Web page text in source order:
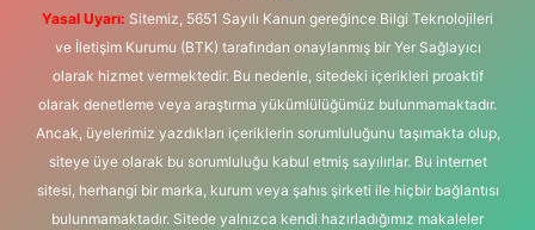
Yasal Uyarı: Sitemiz, 5651 Sayılı Kanun gereğince Bilgi Teknolojileri
ve İletişim Kurumu (BTK) tarafından onaylanmış bir Yer Sağlayıcı
olarak hizmet vermektedir. Bu nedenle, sitedeki içerikleri proaktif
olarak denetleme veya araştırma yükümlülüğümüz bulunmamaktadır.
Ancak, üyelerimiz yazdıkları içeriklerin sorumluluğunu taşımakta olup,
siteye üye olarak bu sorumluluğu kabul etmiş sayılırlar. Bu internet
sitesi, herhangi bir marka, kurum veya şahıs şirketi ile hiçbir bağlantısı
bulunmamaktadır. Sitede yalnızca kendi hazırladığımız makaleler